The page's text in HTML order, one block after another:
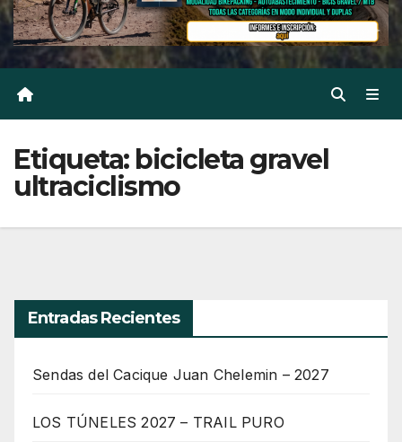
Etiqueta: bicicleta gravel
ultraciclismo
Entradas Recientes
Sendas del Cacique Juan Chelemin – 2027
LOS TÚNELES 2027 – TRAIL PURO